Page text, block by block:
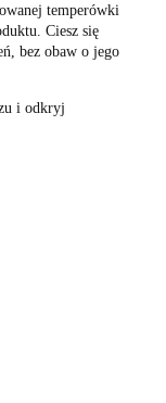
temperówki
Ciesz się
bez obaw o jego
i odkryj